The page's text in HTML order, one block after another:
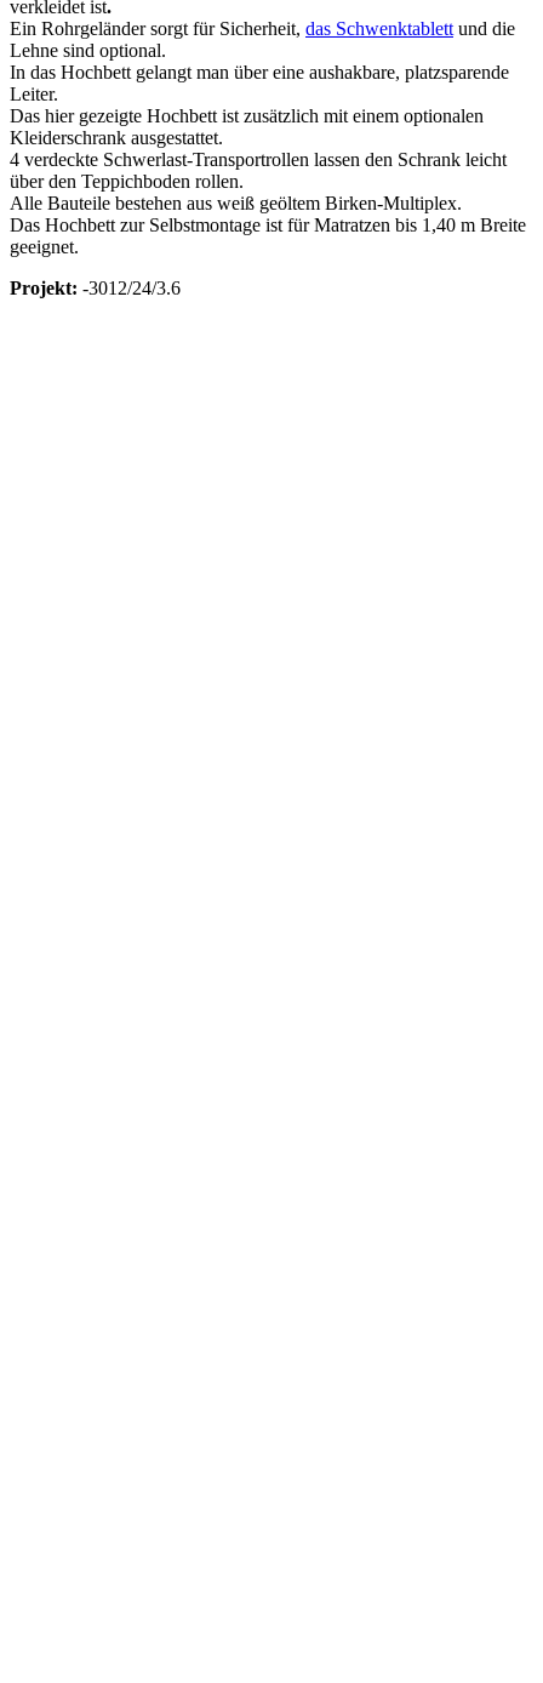
verkleidet ist.
Ein Rohrgeländer sorgt für Sicherheit, das Schwenktablett und die
Lehne sind optional.
In das Hochbett gelangt man über eine aushakbare, platzsparende
Leiter.
Das hier gezeigte Hochbett ist zusätzlich mit einem optionalen
Kleiderschrank ausgestattet.
4 verdeckte Schwerlast-Transportrollen lassen den Schrank leicht
über den Teppichboden rollen.
Alle Bauteile bestehen aus weiß geöltem Birken-Multiplex.
Das Hochbett zur Selbstmontage ist für Matratzen bis 1,40 m Breite
geeignet.
Projekt: -3012/24/3.6